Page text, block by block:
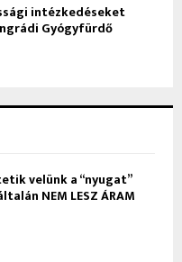
velünk a “nyugat”
NEM LESZ ÁRAM
intézkedéseket
Gyógyfürdő